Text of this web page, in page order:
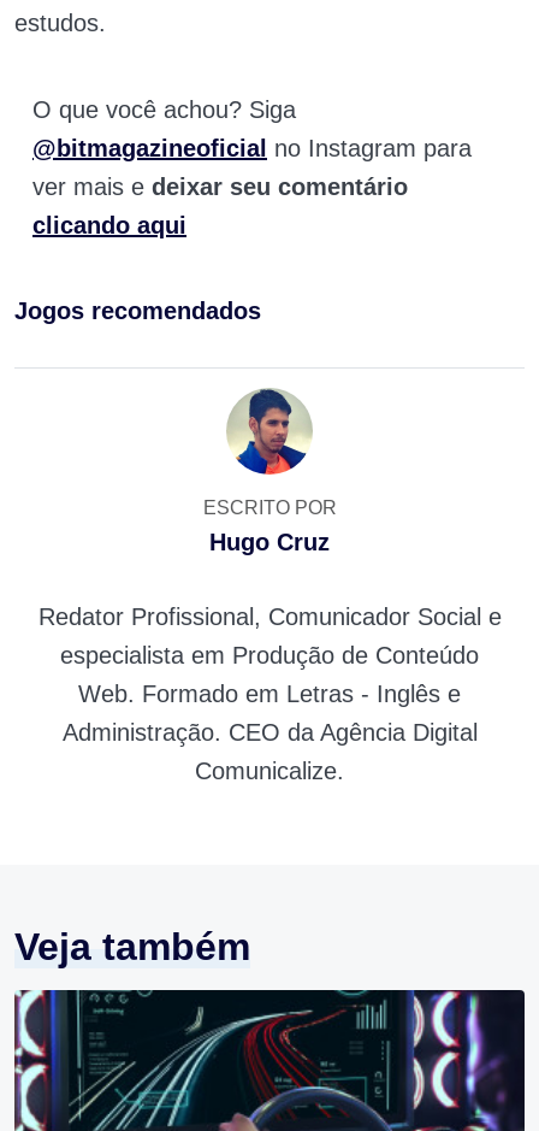
estudos.
O que você achou? Siga
@bitmagazineoficial no Instagram para
ver mais e deixar seu comentário
clicando aqui
Jogos recomendados
ESCRITO POR
Hugo Cruz
Redator Profissional, Comunicador Social e
especialista em Produção de Conteúdo
Web. Formado em Letras - Inglês e
Administração. CEO da Agência Digital
Comunicalize.
Veja também